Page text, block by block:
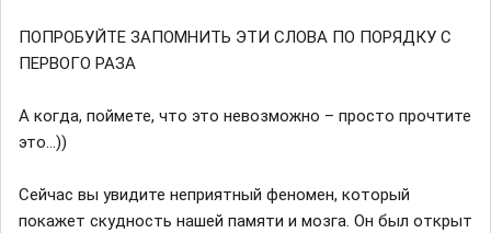
ПОПРОБУЙТЕ ЗАПОМНИТЬ ЭТИ СЛОВА ПО ПОРЯДКУ С
ПЕРВОГО РАЗА
А когда, поймете, что это невозможно – просто прочтите
это…))
Сейчас вы увидите неприятный феномен, который
покажет скудность нашей памяти и мозга. Он был открыт